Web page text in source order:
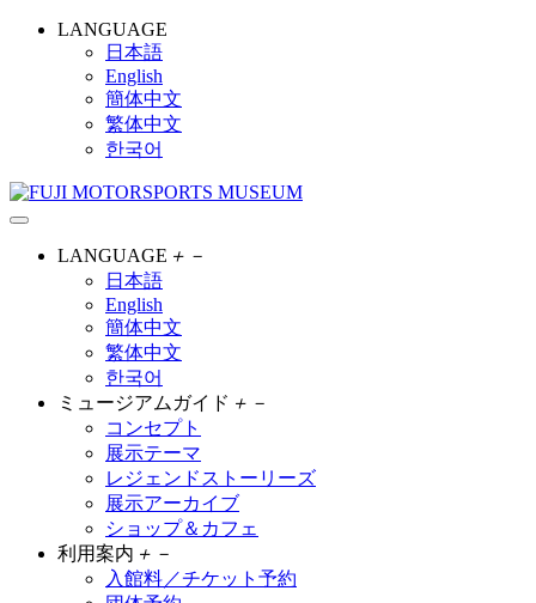
LANGUAGE
日本語
English
簡体中文
繁体中文
한국어
LANGUAGE ＋ －
日本語
English
簡体中文
繁体中文
한국어
ミュージアムガイド ＋ －
コンセプト
展示テーマ
レジェンドストーリーズ
展示アーカイブ
ショップ＆カフェ
利用案内 ＋ －
入館料／チケット予約